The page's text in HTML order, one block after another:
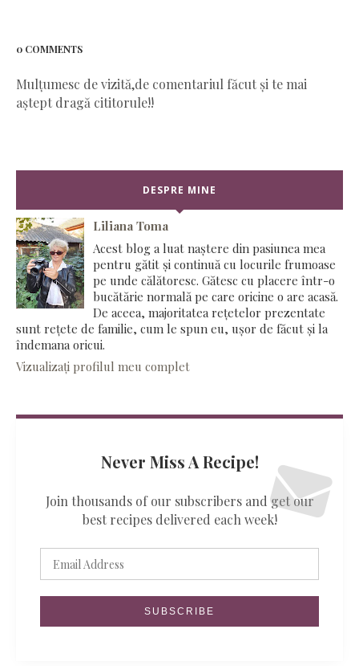
0 COMMENTS
Mulțumesc de vizită,de comentariul făcut și te mai
aștept dragă cititorule!!
DESPRE MINE
Liliana Toma
Acest blog a luat naștere din pasiunea mea
pentru gătit și continuă cu locurile frumoase
pe unde călătoresc. Gătesc cu placere într-o
bucătărie normală pe care oricine o are acasă.
De aceea, majoritatea rețetelor prezentate
sunt rețete de familie, cum le spun eu, ușor de făcut și la
îndemana oricui.
Vizualizați profilul meu complet
Never Miss A Recipe!
Join thousands of our subscribers and get our
best recipes delivered each week!